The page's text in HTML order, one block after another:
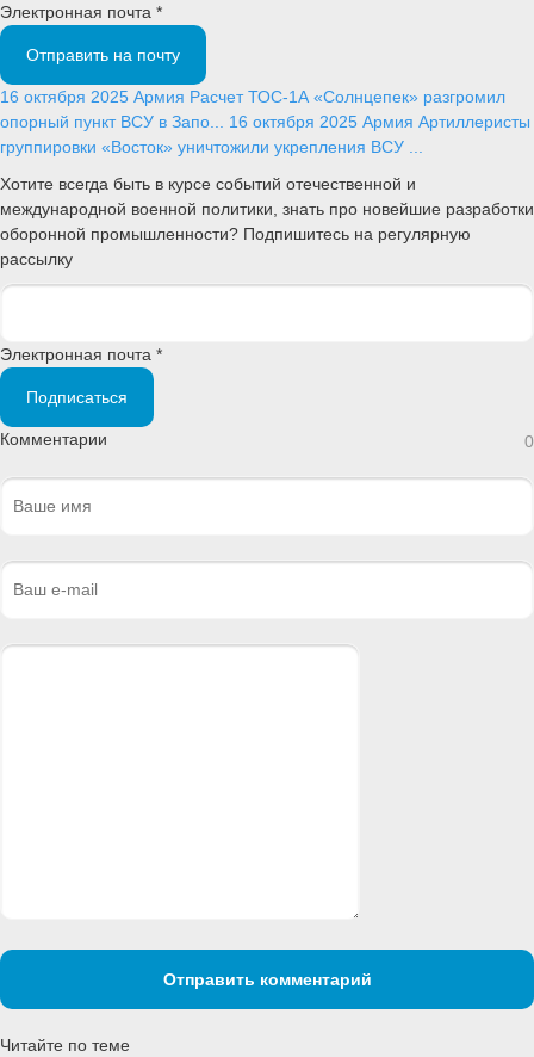
Электронная почта *
Отправить на почту
16 октября 2025 Армия Расчет ТОС-1А «Солнцепек» разгромил
опорный пункт ВСУ в Запо... 16 октября 2025 Армия Артиллеристы
группировки «Восток» уничтожили укрепления ВСУ ...
Хотите всегда быть в курсе событий отечественной и
международной военной политики, знать про новейшие разработки
оборонной промышленности? Подпишитесь на регулярную
рассылку
Электронная почта *
Подписаться
Комментарии 0
Отправить комментарий
Читайте по теме